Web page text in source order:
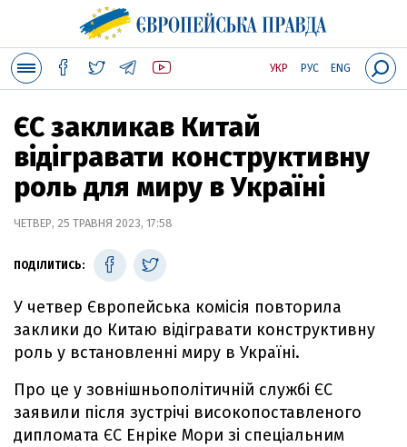
УКР РУС ENG
ЄС закликав Китай
відігравати конструктивну
роль для миру в Україні
ЧЕТВЕР, 25 ТРАВНЯ 2023, 17:58
ПОДІЛИТИСЬ:
У четвер Європейська комісія повторила
заклики до Китаю відігравати конструктивну
роль у встановленні миру в Україні.
Про це у зовнішньополітичній службі ЄС
заявили після зустрічі високопоставленого
дипломата ЄС Енріке Мори зі спеціальним